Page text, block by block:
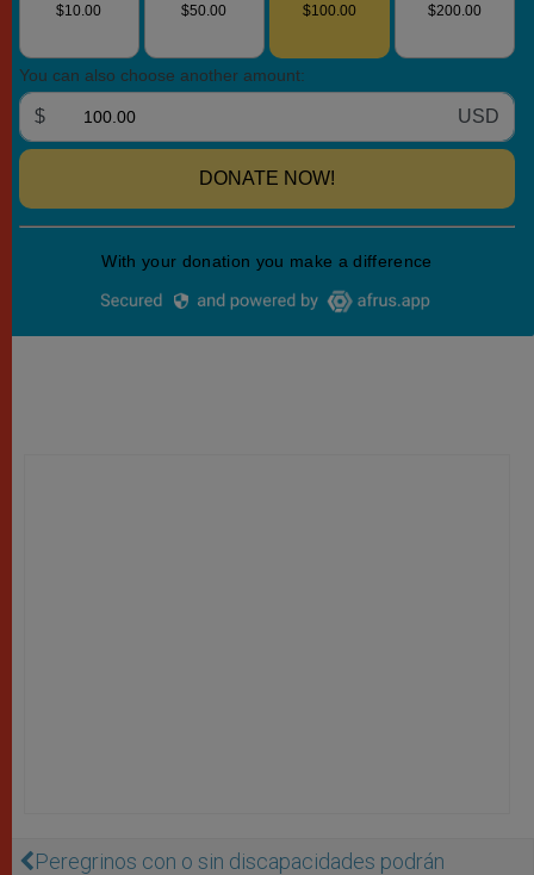
Peregrinos con o sin discapacidades podrán